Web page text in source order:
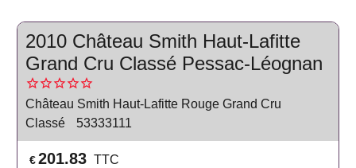
2010 Château Smith Haut-Lafitte
Grand Cru Classé Pessac-Léognan
Château Smith Haut-Lafitte Rouge Grand Cru
Classé
53333111
€201.83 TTC